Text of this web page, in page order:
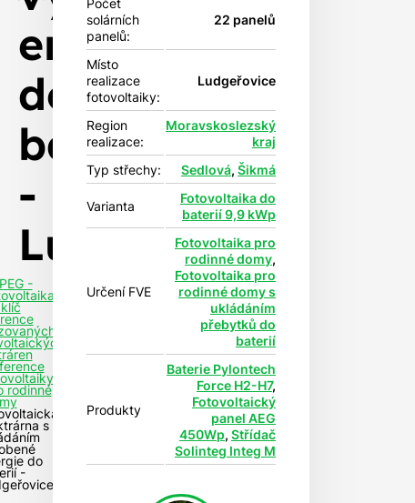
energie
do
baterií
-
Ludgeřovice
-
rodinné
s
do
-
Počet
solárních
panelů:
22 panelů
Místo
realizace
fotovoltaiky:
Ludgeřovice
Region
realizace:
Moravskoslezský
kraj
Typ střechy:
Sedlová, Šikmá
Varianta
Fotovoltaika do
baterií 9,9 kWp
Určení FVE
Fotovoltaika pro
rodinné domy,
Fotovoltaika pro
rodinné domy s
ukládáním
přebytků do
baterií
Produkty
Baterie Pylontech
Force H2-H7,
Fotovoltaický
panel AEG
450Wp, Střídač
Solinteg Integ M